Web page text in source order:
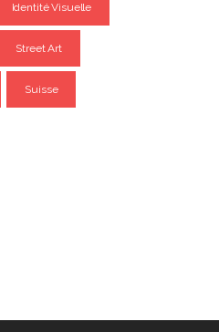
Identité Visuelle
Street Art
Suisse